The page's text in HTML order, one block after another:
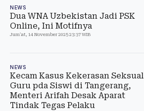
NEWS
Dua WNA Uzbekistan Jadi PSK
Online, Ini Motifnya
Jum'at, 14 November 2025 23:37 WIB
NEWS
Kecam Kasus Kekerasan Seksual
Guru pda Siswi di Tangerang,
Menteri Arifah Desak Aparat
Tindak Tegas Pelaku